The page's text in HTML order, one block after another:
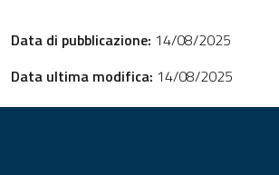
Data di pubblicazione: 14/08/2025
Data ultima modifica: 14/08/2025